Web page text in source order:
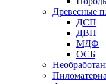
Древесные
ДСП
ДВП
МДФ
ОСБ